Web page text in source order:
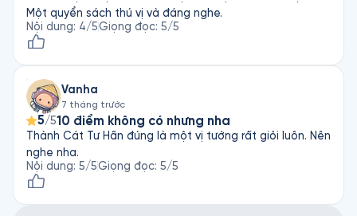
Một quyển sách thú vị và đáng nghe.
Nội dung: 4/5Giọng đọc: 5/5
Vanha
7 tháng trước
5/510 điểm không có nhưng nha
Thành Cát Tư Hãn đúng là một vị tướng rất giỏi luôn. Nên
nghe nha.
Nội dung: 5/5Giọng đọc: 5/5